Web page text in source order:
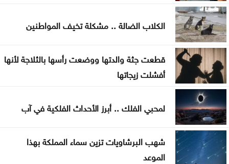
الرئيس الإيراني: صعوبة التواصل مع المرشد مجتبى
خامنئي
لجنة "4+4" الليبية تتوصل لاتفاق بشأن تعيين رئيس
مفوضية الانتخابات
لجنة أوضاع اللاعبين تصدر قرارات بحق أندية المحترفين
كلّيّة علوم التّأهيل في الجامعة الأردنيّة ربعُ قرنٍ من
الرّيادة يصنعُ 313 قصّةَ نجاحٍ جديدة
الكلاب الضالة .. مشكلة تخيف المواطنين
قطعت جثة والدتها ووضعت رأسها بالثلاجة لأنها
أفشلت زيجاتها
لمحبي الفلك .. أبرز الأحداث الفلكية في آب
شهب البرشاويات تزين سماء المملكة بهذا
الموعد